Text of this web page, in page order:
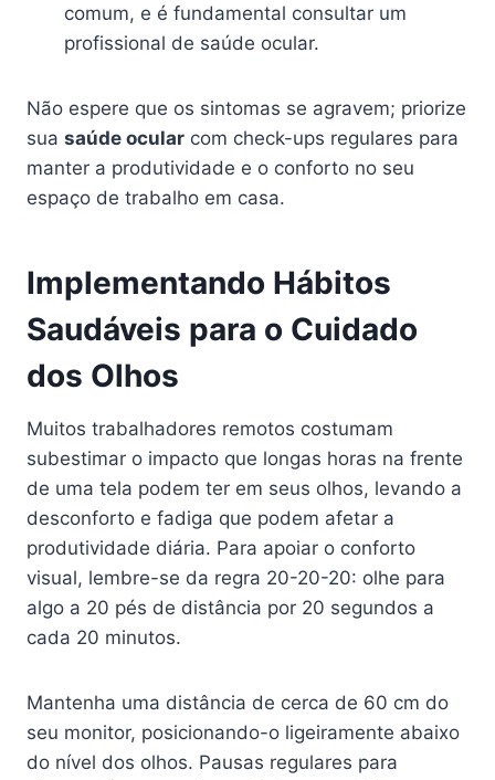
comum, e é fundamental consultar um
profissional de saúde ocular.
Não espere que os sintomas se agravem; priorize
sua saúde ocular com check-ups regulares para
manter a produtividade e o conforto no seu
espaço de trabalho em casa.
Implementando Hábitos
Saudáveis para o Cuidado
dos Olhos
Muitos trabalhadores remotos costumam
subestimar o impacto que longas horas na frente
de uma tela podem ter em seus olhos, levando a
desconforto e fadiga que podem afetar a
produtividade diária. Para apoiar o conforto
visual, lembre-se da regra 20-20-20: olhe para
algo a 20 pés de distância por 20 segundos a
cada 20 minutos.
Mantenha uma distância de cerca de 60 cm do
seu monitor, posicionando-o ligeiramente abaixo
do nível dos olhos. Pausas regulares para